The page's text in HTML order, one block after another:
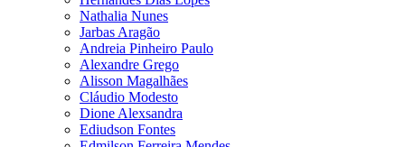
Nathalia Nunes
Jarbas Aragão
Andreia Pinheiro Paulo
Alexandre Grego
Alisson Magalhães
Cláudio Modesto
Dione Alexsandra
Ediudson Fontes